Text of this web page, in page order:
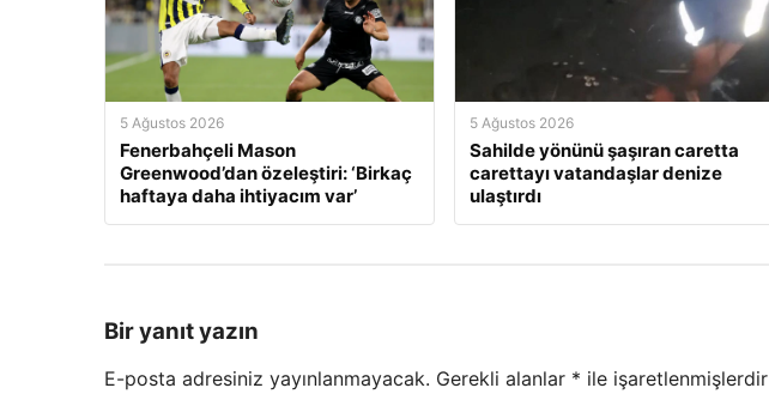
5 Ağustos 2026
Fenerbahçeli Mason
Greenwood’dan özeleştiri: ‘Birkaç
haftaya daha ihtiyacım var’
5 Ağustos 2026
Sahilde yönünü şaşıran caretta
carettayı vatandaşlar denize
ulaştırdı
Bir yanıt yazın
E-posta adresiniz yayınlanmayacak. Gerekli alanlar * ile işaretlenmişlerdir